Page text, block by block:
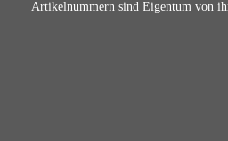
Artikelnummern sind Eigentum von